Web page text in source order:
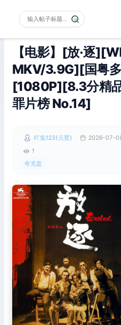
【电影】[放·逐
MKV/3.9G][国粤
[1080P][8.3分精
罪片榜 No.14]
吖鬼123(元婴) 2026-07-
1
夸克盘